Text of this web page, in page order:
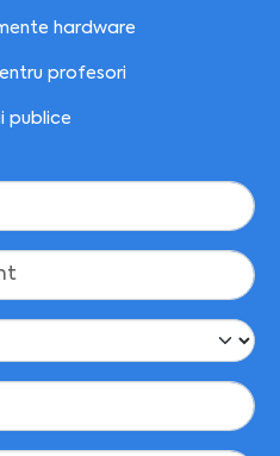
hardware
profesori
publice